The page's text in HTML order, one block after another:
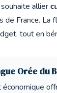
allier
de France. La
tout en
Orée du